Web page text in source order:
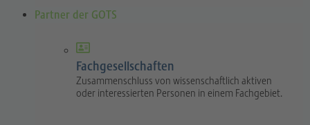
Partner der GOTS
Fachgesellschaften
Zusammenschluss von wissenschaftlich aktiven
oder interessierten Personen in einem Fachgebiet.